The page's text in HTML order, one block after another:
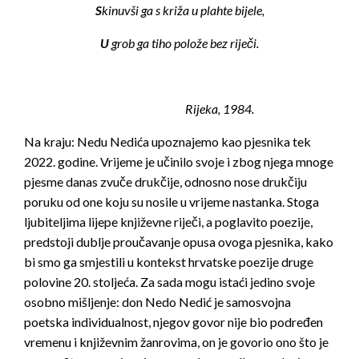
Skinuvši ga s križa u plahte bijele,
Ugrob ga tiho polože bez riječi.
Rijeka, 1984.
Na kraju: Nedu Nedića upoznajemo kao pjesnika tek
2022. godine. Vrijeme je učinilo svoje i zbog njega mnoge
pjesme danas zvuče drukčije, odnosno nose drukčiju
poruku od one koju su nosile u vrijeme nastanka. Stoga
ljubiteljima lijepe književne riječi, a poglavito poezije,
predstoji dublje proučavanje opusa ovoga pjesnika, kako
bi smo ga smjestili u kontekst hrvatske poezije druge
polovine 20. stoljeća. Za sada mogu istaći jedino svoje
osobno mišljenje: don Nedo Nedić je samosvojna
poetska individualnost, njegov govor nije bio podređen
vremenu i književnim žanrovima, on je govorio ono što je